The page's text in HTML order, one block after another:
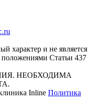
характер и не является
Статьи 437
НЕОБХОДИМА
Inline Политика